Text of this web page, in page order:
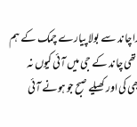
چاند سے بولا پیارے چمک کے ہم
چاند کے جی میں آئی کیوں نہ
کی اور کھیلے صبح جو ہونے آئی